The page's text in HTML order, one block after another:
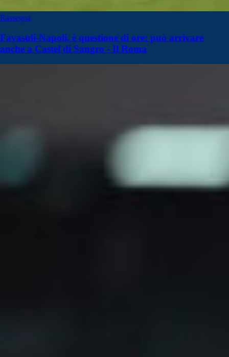
Rassegna
Favasuli-Napoli, è questione di ore: può arrivare
anche a Castel di Sangro - Il Roma